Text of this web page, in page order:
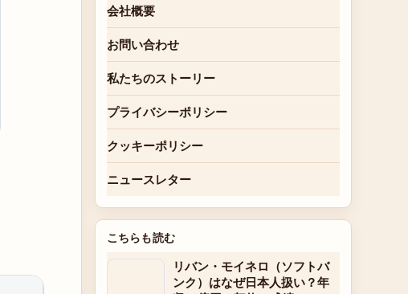
会社概要
お問い合わせ
私たちのストーリー
プライバシーポリシー
クッキーポリシー
ニュースレター
こちらも読む
リバン・モイネロ（ソフトバ
ンク）はなぜ日本人扱い？年